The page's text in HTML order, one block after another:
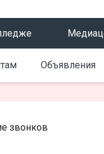
Объявления
звонков